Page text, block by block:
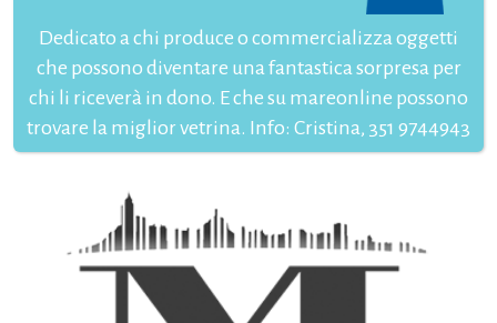
Dedicato a chi produce o commercializza oggetti
che possono diventare una fantastica sorpresa per
chi li riceverà in dono. E che su mareonline possono
trovare la miglior vetrina. Info: Cristina, 351 9744943